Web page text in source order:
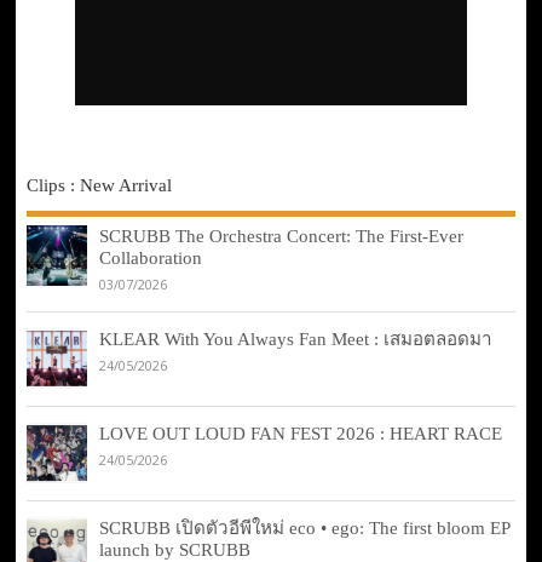
Clips : New Arrival
SCRUBB The Orchestra Concert: The First-Ever
Collaboration
03/07/2026
KLEAR With You Always Fan Meet : เสมอตลอดมา
24/05/2026
LOVE OUT LOUD FAN FEST 2026 : HEART RACE
24/05/2026
SCRUBB เปิดตัวอีพีใหม่ eco • ego: The first bloom EP
launch by SCRUBB